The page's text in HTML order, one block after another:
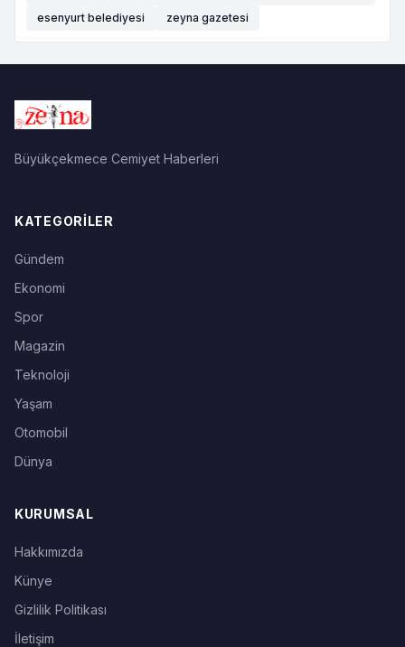
esenyurt belediyesi
zeyna gazetesi
Büyükçekmece Cemiyet Haberleri
KATEGORILER
Gündem
Ekonomi
Spor
Magazin
Teknoloji
Yaşam
Otomobil
Dünya
KURUMSAL
Hakkımızda
Künye
Gizlilik Politikası
İletişim